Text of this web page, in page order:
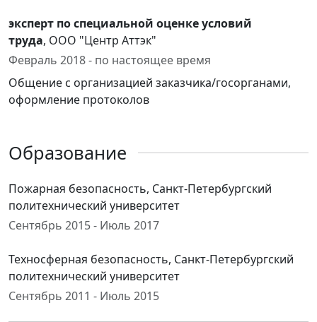
эксперт по специальной оценке условий
труда, ООО "Центр Аттэк"
Февраль 2018 - по настоящее время
Общение с организацией заказчика/госорганами,
оформление протоколов
Образование
Пожарная безопасность, Санкт-Петербургский
политехнический университет
Сентябрь 2015 - Июль 2017
Техносферная безопасность, Санкт-Петербургский
политехнический университет
Сентябрь 2011 - Июль 2015